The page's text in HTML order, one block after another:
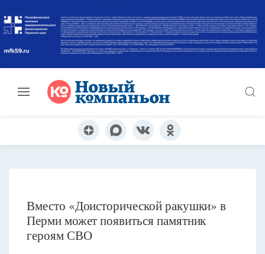
Вместо «Доисторической ракушки» в
Перми может появиться памятник
героям СВО